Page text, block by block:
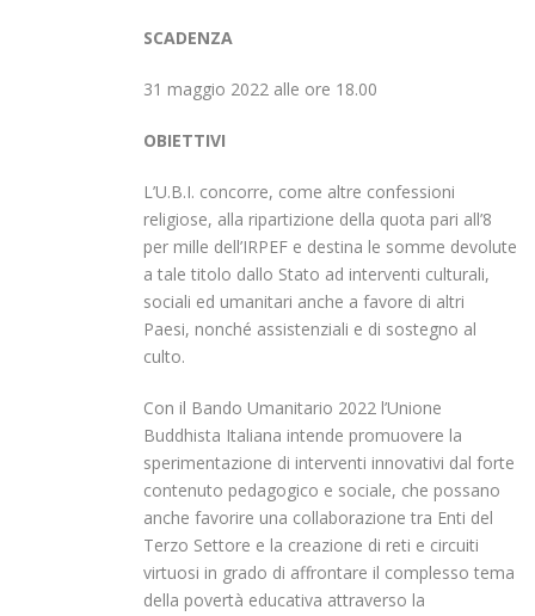
SCADENZA
31 maggio 2022 alle ore 18.00
OBIETTIVI
L’U.B.I. concorre, come altre confessioni
religiose, alla ripartizione della quota pari all’8
per mille dell’IRPEF e destina le somme devolute
a tale titolo dallo Stato ad interventi culturali,
sociali ed umanitari anche a favore di altri
Paesi, nonché assistenziali e di sostegno al
culto.
Con il Bando Umanitario 2022 l’Unione
Buddhista Italiana intende promuovere la
sperimentazione di interventi innovativi dal forte
contenuto pedagogico e sociale, che possano
anche favorire una collaborazione tra Enti del
Terzo Settore e la creazione di reti e circuiti
virtuosi in grado di affrontare il complesso tema
della povertà educativa attraverso la